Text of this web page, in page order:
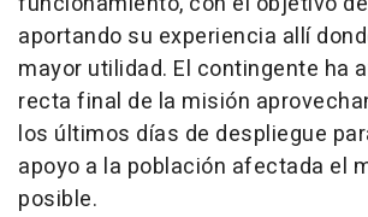
aportando su experiencia allí
mayor utilidad. El contingente ha
recta final de la misión
los últimos días de despliegue
apoyo a la población afectada el
posible.